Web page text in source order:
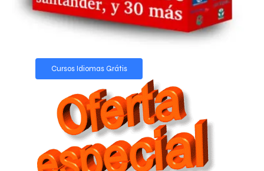
Cursos Idiomas Grátis